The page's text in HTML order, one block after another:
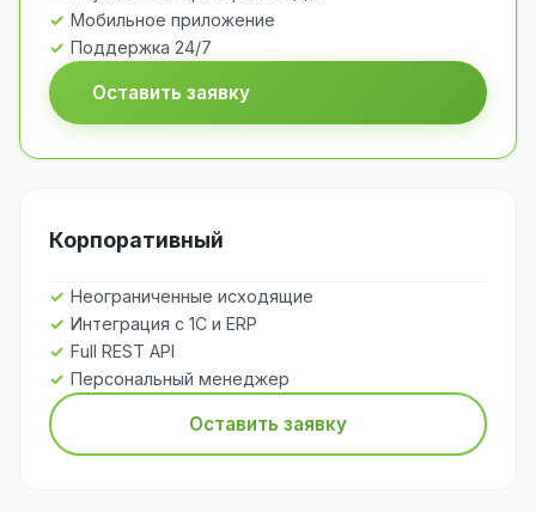
Мобильное приложение
Поддержка 24/7
Оставить заявку
Корпоративный
Неограниченные исходящие
Интеграция с 1С и ERP
Full REST API
Персональный менеджер
Оставить заявку